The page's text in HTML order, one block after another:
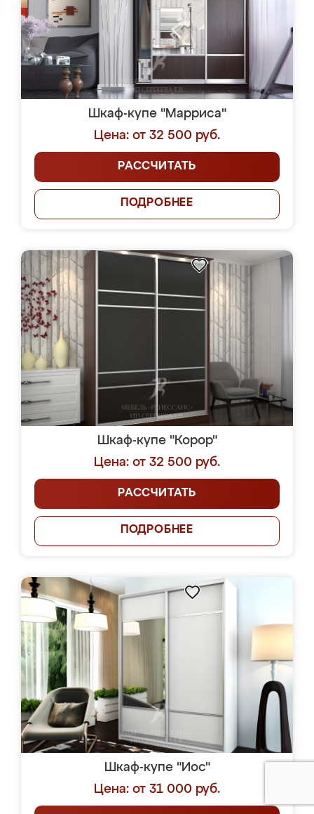
Шкаф-купе "Марриса"
Цена: от 32 500 руб.
РАССЧИТАТЬ
ПОДРОБНЕЕ
Шкаф-купе "Корор"
Цена: от 32 500 руб.
РАССЧИТАТЬ
ПОДРОБНЕЕ
Шкаф-купе "Иос"
Цена: от 31 000 руб.